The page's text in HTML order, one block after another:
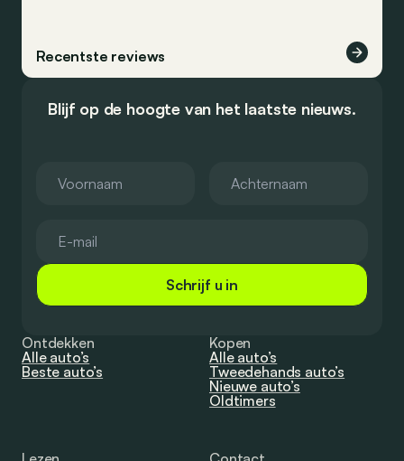
Recentste reviews
Blijf op de hoogte van het laatste nieuws.
Schrijf u in
Ontdekken
Alle auto’s
Beste auto’s
Kopen
Alle auto’s
Tweedehands auto’s
Nieuwe auto’s
Oldtimers